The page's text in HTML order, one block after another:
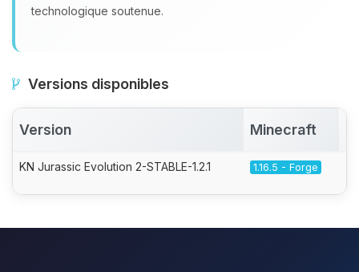
technologique soutenue.
Versions disponibles
Version Minecraft
KN Jurassic Evolution 2-STABLE-1.2.1 1.16.5 - Forge